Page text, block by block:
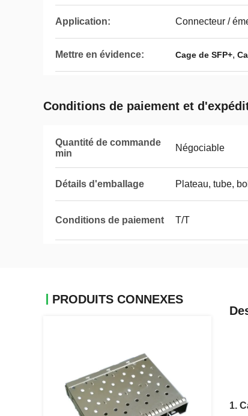
Application: Connecteur /
Mettre en évidence: Cage de SFP+,
Conditions de paiement et
Quantité de commande
min
Négociable
Détails d'emballage Plateau, tube,
Conditions de paiement T/T
PRODUITS CONNEXES
1.